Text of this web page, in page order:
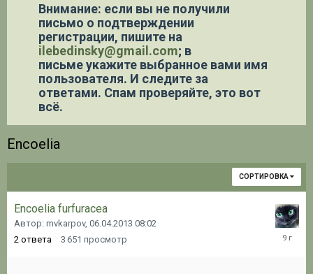
Внимание: если вы не получили
письмо о подтверждении
регистрации, пишите на
ilebedinsky@gmail.com; в
письме укажите выбранное вами имя
пользователя. И следите за
ответами. Спам проверяйте, это вот
всё.
Encoelia
СОРТИРОВКА
Encoelia furfuracea
Автор: mvkarpov, 06.04.2013 08:02
2 ответа 3 651 просмотр